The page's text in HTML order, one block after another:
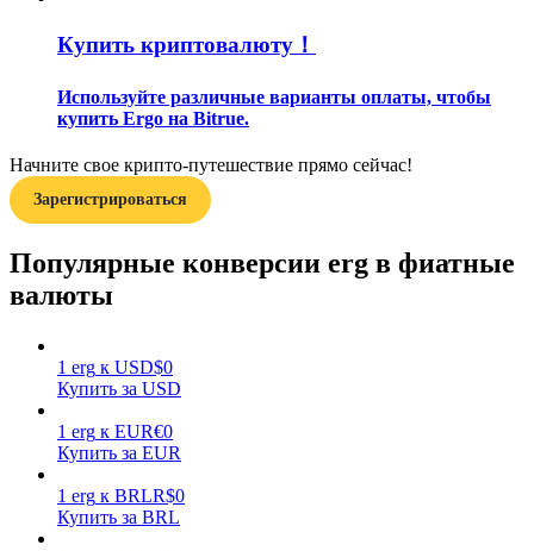
Торговые стратегии
Заработок
Купить криптовалюту！
Используйте различные варианты оплаты, чтобы
купить Ergo на Bitrue.
Начните свое крипто-путешествие прямо сейчас!
Зарегистрироваться
Популярные конверсии erg в фиатные
валюты
1 erg к USD$0
Купить за USD
1 erg к EUR€0
Купить за EUR
1 erg к BRLR$0
Купить за BRL